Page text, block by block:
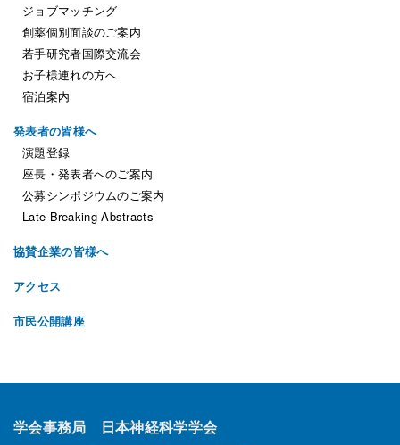
ジョブマッチング
創薬個別面談のご案内
若手研究者国際交流会
お子様連れの方へ
宿泊案内
発表者の皆様へ
演題登録
座長・発表者へのご案内
公募シンポジウムのご案内
Late-Breaking Abstracts
協賛企業の皆様へ
アクセス
市民公開講座
学会事務局 日本神経科学学会